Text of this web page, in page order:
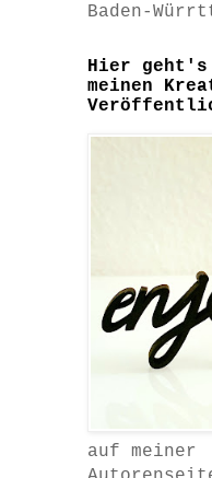
Baden-
Hier geht's
meinen
auf meiner